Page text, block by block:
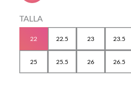
TALLA
22 22.5 23 23.5
25 25.5 26 26.5